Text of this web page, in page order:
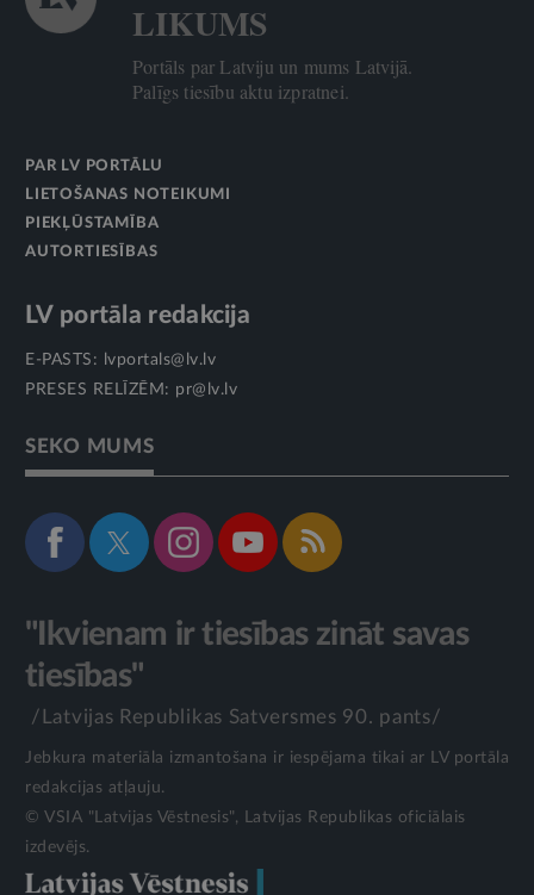
LIKUMS
Portāls par Latviju un mums Latvijā.
Palīgs tiesību aktu izpratnei.
PAR LV PORTĀLU
LIETOŠANAS NOTEIKUMI
PIEKĻŪSTAMĪBA
AUTORTIESĪBAS
LV portāla redakcija
E-PASTS:
lvportals@lv.lv
PRESES RELĪZĒM: pr@lv.lv
SEKO MUMS
"Ikvienam ir tiesības zināt savas
tiesības"
/Latvijas Republikas Satversmes 90. pants/
Jebkura materiāla izmantošana ir iespējama tikai ar LV portāla
redakcijas atļauju.
© VSIA "Latvijas Vēstnesis", Latvijas Republikas oficiālais
izdevējs.